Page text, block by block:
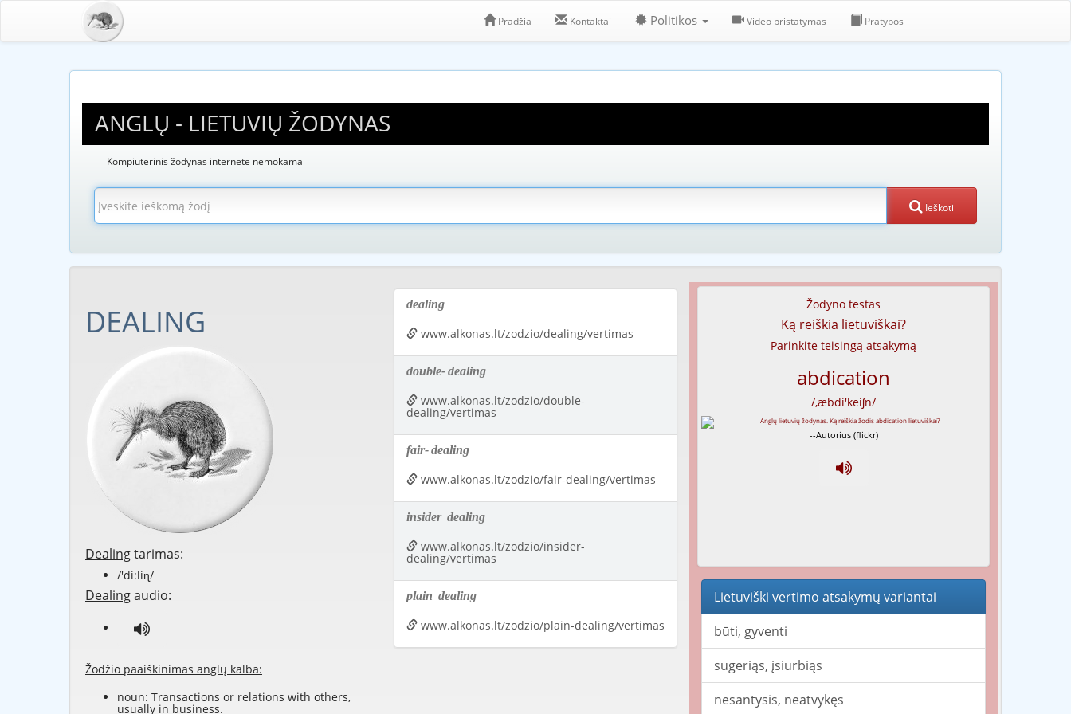
Pradžia Kontaktai Politikos Video pristatymas Pratybos
ANGLŲ - LIETUVIŲ ŽODYNAS
Kompiuterinis žodynas internete nemokamai
Ieškoti
DEALING
Dealingtarimas:
/'di:liɳ/
Dealingaudio:
Žodžio paaiškinimas anglų kalba:
noun: Transactions or relations with others,
usually in business.
dealing
www.alkonas.lt/zodzio/dealing/vertimas
double-dealing
www.alkonas.lt/zodzio/double-
dealing/vertimas
fair-dealing
www.alkonas.lt/zodzio/fair-dealing/vertimas
insider dealing
www.alkonas.lt/zodzio/insider-
dealing/vertimas
plain dealing
www.alkonas.lt/zodzio/plain-dealing/vertimas
Žodyno testas
Ką reiškia lietuviškai?
Parinkite teisingą atsakymą
abdication
/,æbdi'keiʃn/
--Autorius (flickr)
Lietuviški vertimo atsakymų variantai
būti, gyventi
sugeriąs, įsiurbiąs
nesantysis, neatvykęs